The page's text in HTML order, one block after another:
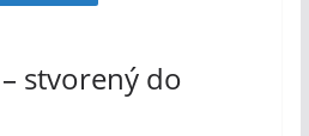
stvorený do